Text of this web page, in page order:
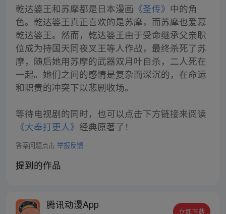
乾达婆王和苏摩都是日本漫画 《圣传》 中的角
色。乾达婆王真正喜欢的是苏摩，而苏摩也爱慕
乾达婆王。然而，乾达婆王由于受命继承父亲职
位成为持国天同夜叉王等人作战，最终杀死了苏
摩，随后她用苏摩的武器双月叶自杀，二人死在
一起。她们之间的感情是复杂而深沉的，在命运
和职责的冲突下以悲剧收场。
等待电视剧的同时，也可以点击下方链接来阅读
《大奉打更人》 经典原著了！
答案问题点击 举报反馈
提到的作品
腾讯动漫App
立即下载